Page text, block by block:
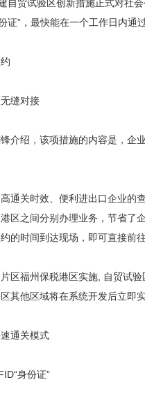
贸试验区创新措施正式对社会
证”，最快能在一个工作日内通
缝对接
绍，该项措施的内容是，企业
关时效、便利进出口企业的查
区之间分别办理业务，节省了
的时间到达现场，即可直接前
福州保税港区实施, 自贸试验
其他区域将在系统开发后立即
通关模式
身份证”